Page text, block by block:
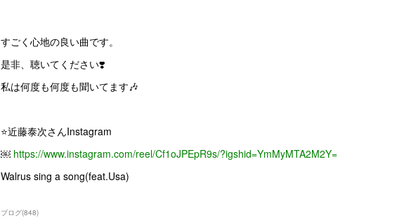
すごく心地の良い曲です。
是非、聴いてください❣️
私は何度も何度も聞いてます🎶
⭐️近藤泰次さんInstagram
￼ https://www.instagram.com/reel/Cf1oJPEpR9s/?igshid=YmMyMTA2M2Y=
Walrus sing a song(feat.Usa)
ブログ(848)